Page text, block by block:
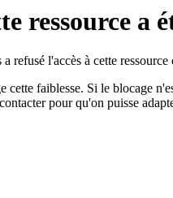
ressource a
l'accès à cette
cette faiblesse. Si le blocage
pour qu'on puisse